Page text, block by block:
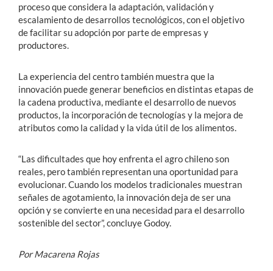
proceso que considera la adaptación, validación y
escalamiento de desarrollos tecnológicos, con el objetivo
de facilitar su adopción por parte de empresas y
productores.
La experiencia del centro también muestra que la
innovación puede generar beneficios en distintas etapas de
la cadena productiva, mediante el desarrollo de nuevos
productos, la incorporación de tecnologías y la mejora de
atributos como la calidad y la vida útil de los alimentos.
“Las dificultades que hoy enfrenta el agro chileno son
reales, pero también representan una oportunidad para
evolucionar. Cuando los modelos tradicionales muestran
señales de agotamiento, la innovación deja de ser una
opción y se convierte en una necesidad para el desarrollo
sostenible del sector”, concluye Godoy.
Por Macarena Rojas